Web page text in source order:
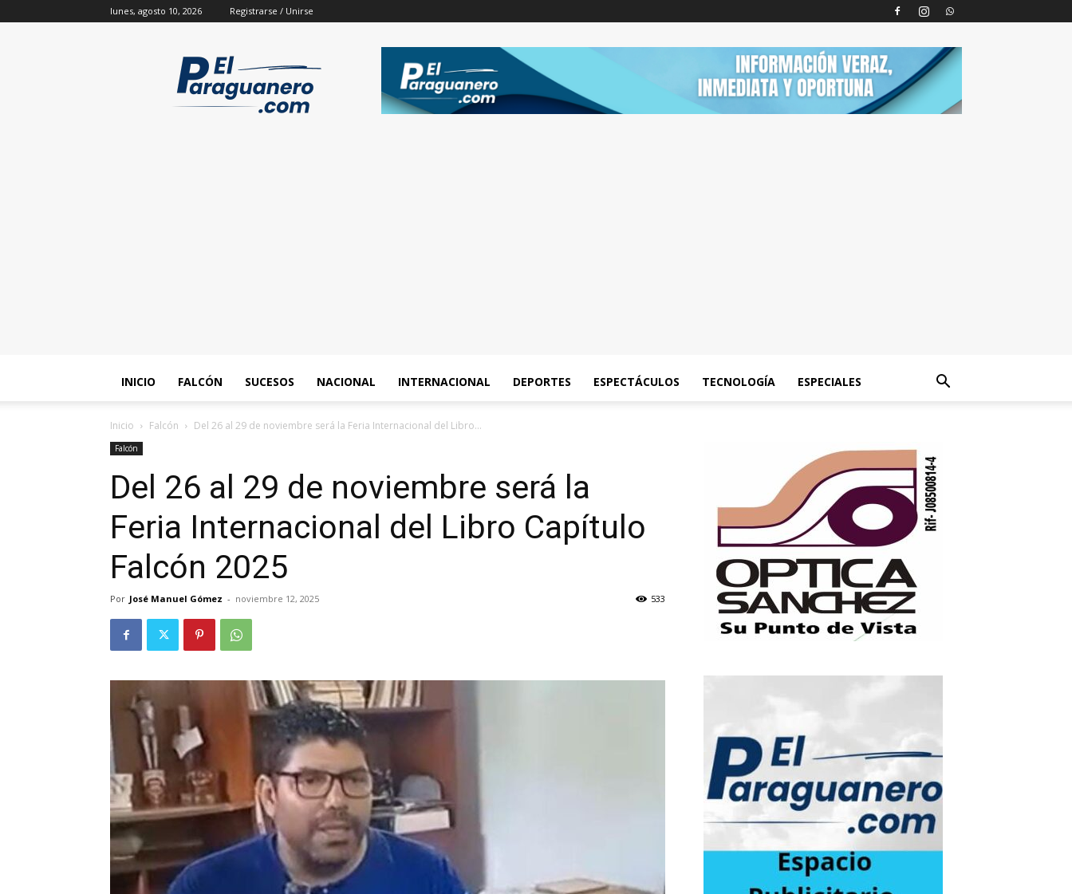
lunes, agosto 10, 2026 Registrarse / Unirse
INICIO FALCÓN SUCESOS NACIONAL INTERNACIONAL DEPORTES ESPECTÁCULOS TECNOLOGÍA ESPECIALES
Inicio Falcón Del 26 al 29 de noviembre será la Feria Internacional del Libro...
Falcón
Del 26 al 29 de noviembre será la
Feria Internacional del Libro Capítulo
Falcón 2025
Por José Manuel Gómez - noviembre 12, 2025 533